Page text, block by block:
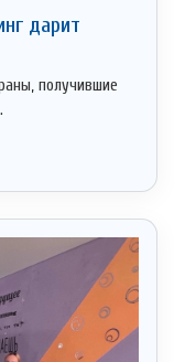
дарит
получившие